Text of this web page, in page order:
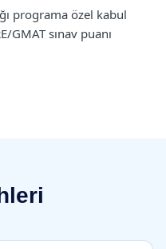
programa özel kabul
GMAT sınav puanı